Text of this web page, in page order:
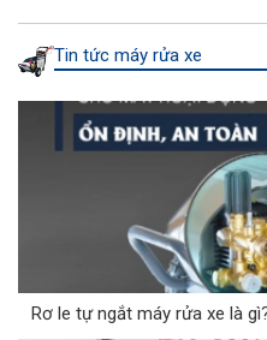
Tin tức máy rửa xe
Rơ le tự ngắt máy rửa xe là